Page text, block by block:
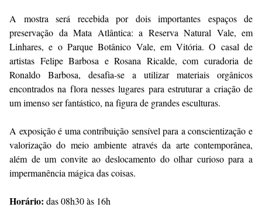
A mostra será recebida por dois importantes espaços de
preservação da Mata Atlântica: a Reserva Natural Vale, em
Linhares, e o Parque Botânico Vale, em Vitória. O casal de
artistas Felipe Barbosa e Rosana Ricalde, com curadoria de
Ronaldo Barbosa, desafia-se a utilizar materiais orgânicos
encontrados na flora nesses lugares para estruturar a criação de
um imenso ser fantástico, na figura de grandes esculturas.
A exposição é uma contribuição sensível para a conscientização e
valorização do meio ambiente através da arte contemporânea,
além de um convite ao deslocamento do olhar curioso para a
impermanência mágica das coisas.
Horário: das 08h30 às 16h